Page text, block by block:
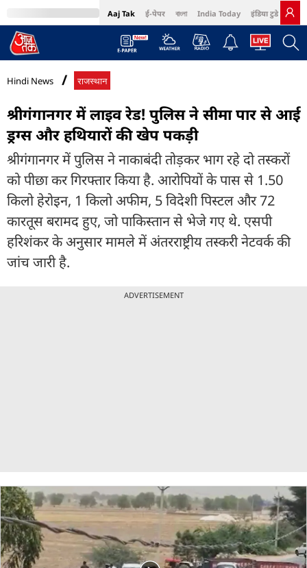
Aaj Tak ई-पेपर বাংলা India Today इंडिया टुडे हिंदी
MumbaiTak Cosmopolitan Harper's Bazaar Northeast
Hindi News राजस्थान
श्रीगंगानगर में लाइव रेड! पुलिस ने सीमा पार से आई
ड्रग्स और हथियारों की खेप पकड़ी
श्रीगंगानगर में पुलिस ने नाकाबंदी तोड़कर भाग रहे दो तस्करों
को पीछा कर गिरफ्तार किया है. आरोपियों के पास से 1.50
किलो हेरोइन, 1 किलो अफीम, 5 विदेशी पिस्टल और 72
कारतूस बरामद हुए, जो पाकिस्तान से भेजे गए थे. एसपी
हरिशंकर के अनुसार मामले में अंतरराष्ट्रीय तस्करी नेटवर्क की
जांच जारी है.
ADVERTISEMENT